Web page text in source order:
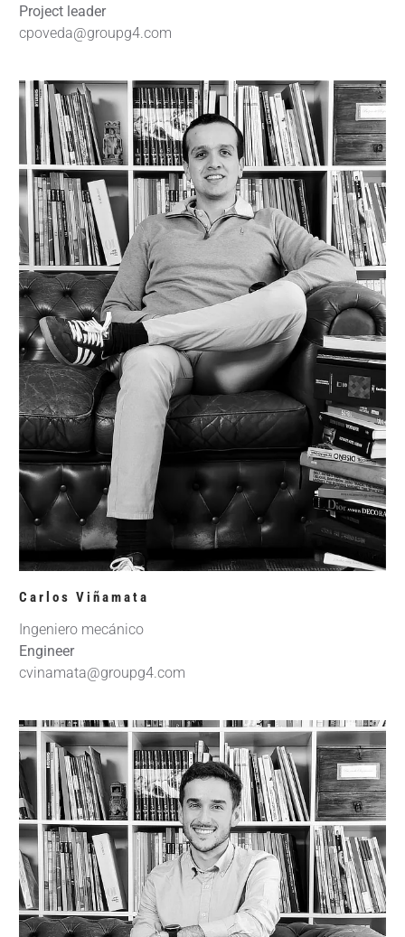
Project leader
cpoveda@groupg4.com
Carlos Viñamata
Ingeniero mecánico
Engineer
cvinamata@groupg4.com